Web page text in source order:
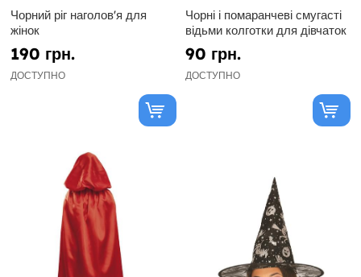
Чорний ріг наголов'я для
жінок
190 грн.
ДОСТУПНО
Чорні і помаранчеві смугасті
відьми колготки для дівчаток
90 грн.
ДОСТУПНО